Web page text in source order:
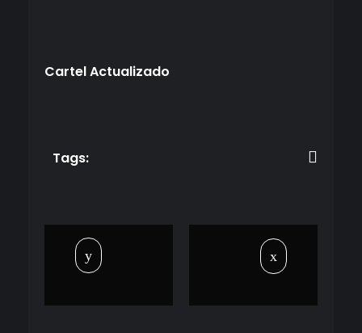
Cartel Actualizado
Tags: